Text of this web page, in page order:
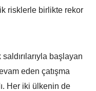
risklerle birlikte rekor
başlayan
eden çatışma
Her iki ülkenin de